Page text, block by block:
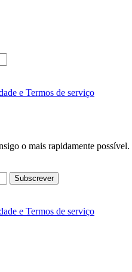
e Termos de serviço
o mais rapidamente possível.
Subscrever
e Termos de serviço